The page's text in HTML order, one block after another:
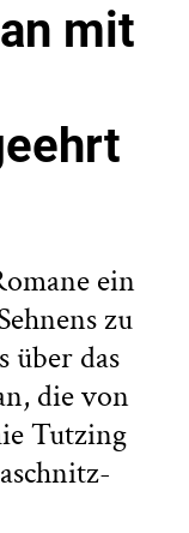
mit
ein
zu
über das
die von
Tutzing